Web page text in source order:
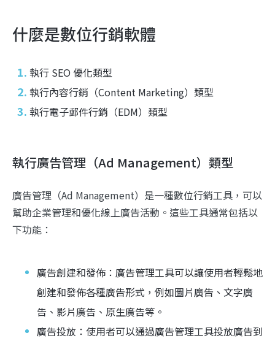
什麼是數位行銷軟體
執行 SEO 優化類型
執行內容行銷（Content Marketing）類型
執行電子郵件行銷（EDM）類型
執行廣告管理（Ad Management）類型
廣告管理（Ad Management）是一種數位行銷工具，可以
幫助企業管理和優化線上廣告活動。這些工具通常包括以
下功能：
廣告創建和發佈：廣告管理工具可以讓使用者輕鬆地
創建和發佈各種廣告形式，例如圖片廣告、文字廣
告、影片廣告、原生廣告等。
廣告投放：使用者可以通過廣告管理工具投放廣告到